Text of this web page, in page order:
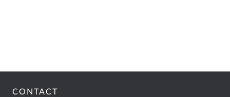
CONTACT